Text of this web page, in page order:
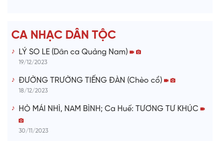
e
o
CA NHẠC DÂN TỘC
LÝ SO LE (Dân ca Quảng Nam)
19/12/2023
ĐƯỜNG TRƯỜNG TIẾNG ĐÀN (Chèo cổ)
18/12/2023
HÒ MÁI NHÌ, NAM BÌNH; Ca Huế: TƯƠNG TƯ KHÚC
30/11/2023